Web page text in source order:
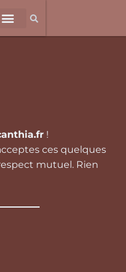
!
ces quelques
mutuel. Rien